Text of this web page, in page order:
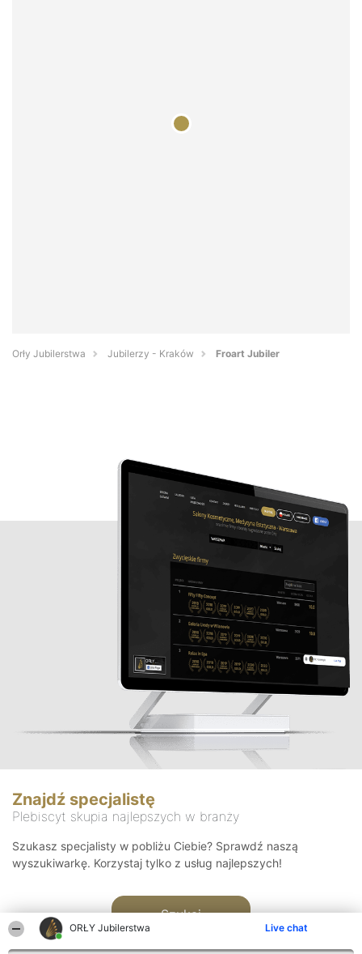
ORŁY Jubilerstwa Live chat
Orły Jubilerstwa Jubilerzy - Kraków Froart Jubiler
Znajdź specjalistę
Plebiscyt skupia najlepszych w branży
Szukasz specjalisty w pobliżu Ciebie? Sprawdź naszą
wyszukiwarkę. Korzystaj tylko z usług najlepszych!
Szukaj